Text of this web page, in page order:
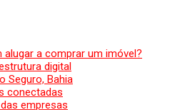
a comprar um imóvel?
digital
Seguro, Bahia
conectadas
empresas